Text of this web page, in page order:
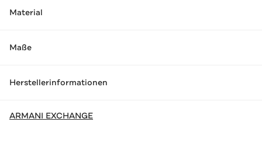
Material
Maße
Herstellerinformationen
ARMANI EXCHANGE